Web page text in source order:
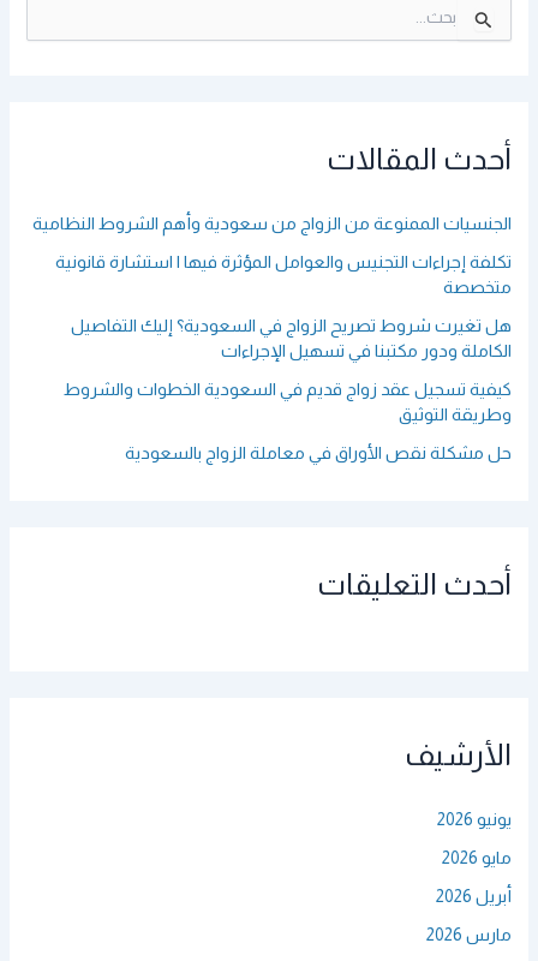
ل
ع
ن
أحدث المقالات
الجنسيات الممنوعة من الزواج من سعودية وأهم الشروط النظامية
تكلفة إجراءات التجنيس والعوامل المؤثرة فيها | استشارة قانونية
متخصصة
هل تغيرت شروط تصريح الزواج في السعودية؟ إليك التفاصيل
الكاملة ودور مكتبنا في تسهيل الإجراءات
كيفية تسجيل عقد زواج قديم في السعودية الخطوات والشروط
وطريقة التوثيق
حل مشكلة نقص الأوراق في معاملة الزواج بالسعودية
أحدث التعليقات
الأرشيف
يونيو 2026
مايو 2026
أبريل 2026
مارس 2026